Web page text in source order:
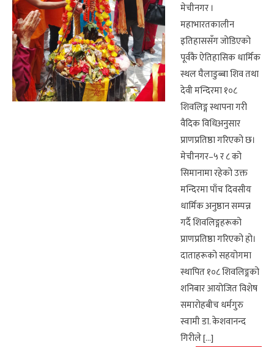
मेचीनगर ।
महाभारतकालीन
इतिहाससँग जोडिएको
पूर्वकै ऐतिहासिक धार्मिक
स्थल घैलाडुब्बा शिव तथा
देवी मन्दिरमा १०८
शिवलिङ्ग स्थापना गरी
वैदिक विधिअनुसार
प्राणप्रतिष्ठा गरिएको छ।
मेचीनगर–५ र ८ को
सिमानामा रहेको उक्त
मन्दिरमा पाँच दिवसीय
धार्मिक अनुष्ठान सम्पन्न
गर्दै शिवलिङ्गहरूको
प्राणप्रतिष्ठा गरिएको हो।
दाताहरूको सहयोगमा
स्थापित १०८ शिवलिङ्गको
शनिबार आयोजित विशेष
समारोहबीच धर्मगुरु
स्वामी डा. केशवानन्द
गिरीले […]